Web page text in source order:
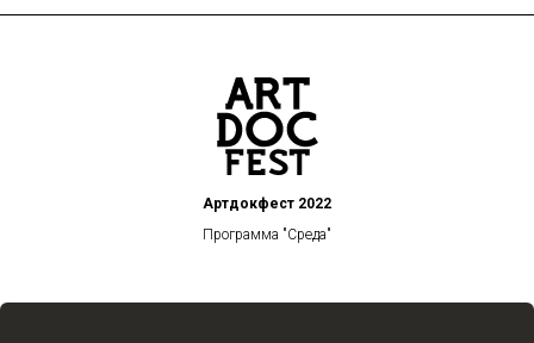
Артдокфест 2022
Программа "Среда"